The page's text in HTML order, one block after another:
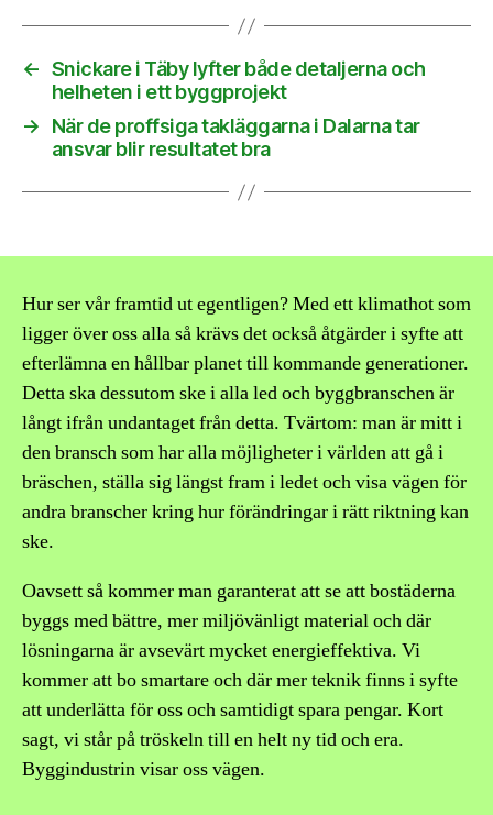
← Snickare i Täby lyfter både detaljerna och
helheten i ett byggprojekt
→
När de proffsiga takläggarna i Dalarna tar
ansvar blir resultatet bra
Hur ser vår framtid ut egentligen? Med ett klimathot som
ligger över oss alla så krävs det också åtgärder i syfte att
efterlämna en hållbar planet till kommande generationer.
Detta ska dessutom ske i alla led och byggbranschen är
långt ifrån undantaget från detta. Tvärtom: man är mitt i
den bransch som har alla möjligheter i världen att gå i
bräschen, ställa sig längst fram i ledet och visa vägen för
andra branscher kring hur förändringar i rätt riktning kan
ske.
Oavsett så kommer man garanterat att se att bostäderna
byggs med bättre, mer miljövänligt material och där
lösningarna är avsevärt mycket energieffektiva. Vi
kommer att bo smartare och där mer teknik finns i syfte
att underlätta för oss och samtidigt spara pengar. Kort
sagt, vi står på tröskeln till en helt ny tid och era.
Byggindustrin visar oss vägen.